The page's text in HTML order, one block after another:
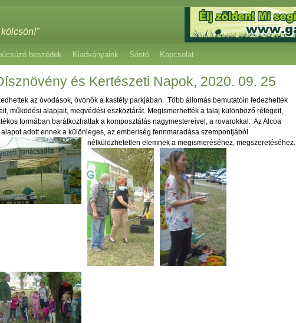
beszédek Kiadványaink Sóstó Kapcsolat
és Kertészeti Napok, 2020. 09. 25
az óvodások, óvónők a kastély parkjában. Több állomás bemutatóin fedezhették
működési alapjait, megvédési eszköztárát. Megismerhették a talaj különböző rétegeit,
formában barátkozhattak a komposztálás nagymestereivel, a rovarokkal. Az Alcoa
adott ennek a különleges, az emberiség fennmaradása szempontjából
nélkülözhetetlen elemnek a megismeréséhez, megszeretéséhez.